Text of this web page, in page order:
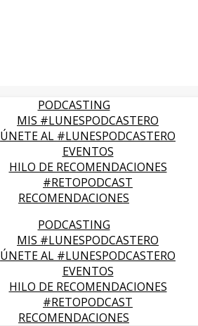
PODCASTING
MIS #LUNESPODCASTERO
ÚNETE AL #LUNESPODCASTERO
EVENTOS
HILO DE RECOMENDACIONES
#RETOPODCAST
RECOMENDACIONES
PODCASTING
MIS #LUNESPODCASTERO
ÚNETE AL #LUNESPODCASTERO
EVENTOS
HILO DE RECOMENDACIONES
#RETOPODCAST
RECOMENDACIONES